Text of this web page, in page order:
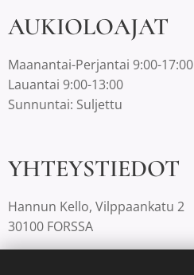
AUKIOLOAJAT
Maanantai-Perjantai 9:00-17:00
Lauantai 9:00-13:00
Sunnuntai: Suljettu
YHTEYSTIEDOT
Hannun Kello, Vilppaankatu 2
30100 FORSSA